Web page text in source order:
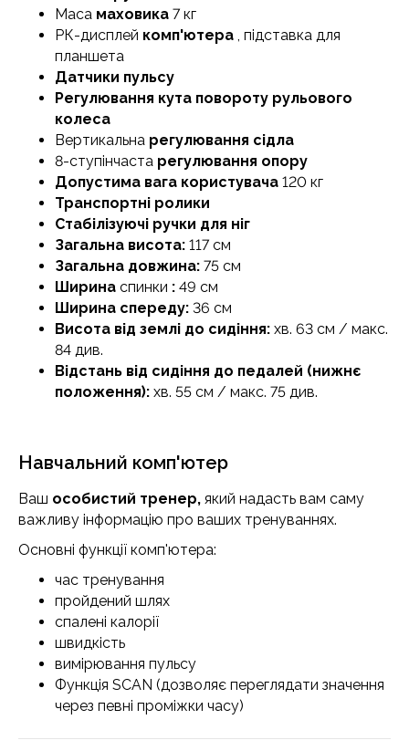
Маса маховика 7 кг
РК-дисплей комп'ютера , підставка для
планшета
Датчики пульсу
Регулювання кута повороту рульового
колеса
Вертикальна регулювання сідла
8-ступінчаста регулювання опору
Допустима вага користувача 120 кг
Транспортні ролики
Стабілізуючі ручки для ніг
Загальна висота: 117 см
Загальна довжина: 75 см
Ширина спинки : 49 см
Ширина спереду: 36 см
Висота від землі до сидіння: хв. 63 см / макс.
84 див.
Відстань від сидіння до педалей (нижнє
положення): хв. 55 см / макс. 75 див.
Навчальний комп'ютер
Ваш особистий тренер, який надасть вам саму
важливу інформацію про ваших тренуваннях.
Основні функції комп'ютера:
час тренування
пройдений шлях
спалені калорії
швидкість
вимірювання пульсу
Функція SCAN (дозволяє переглядати значення
через певні проміжки часу)